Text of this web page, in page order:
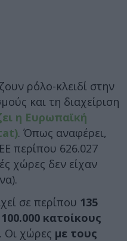
ρόλο-κλειδί στην
και τη διαχείριση
η Ευρωπαϊκή
. Όπως αναφέρει,
περίπου 626.027
χώρες δεν είχαν
σε περίπου 135
κατοίκους
. Οι χώρες με τους